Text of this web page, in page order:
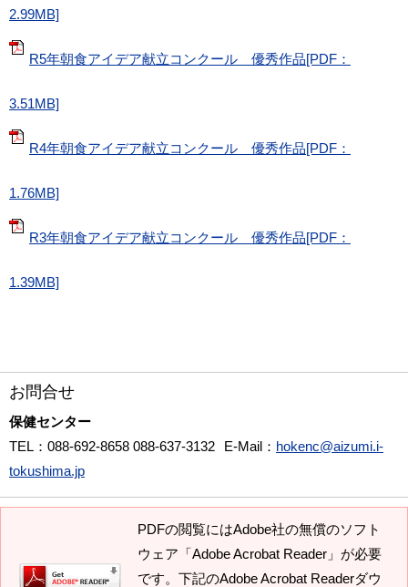
2.99MB]
R5年朝食アイデア献立コンクール 優秀作品[PDF：
3.51MB]
R4年朝食アイデア献立コンクール 優秀作品[PDF：
1.76MB]
R3年朝食アイデア献立コンクール 優秀作品[PDF：
1.39MB]
お問合せ
保健センター
TEL ：088-692-8658 088-637-3132 E-Mail ： hokenc@aizumi.i-
tokushima.jp
PDFの閲覧にはAdobe社の無償のソフト
ウェア「Adobe Acrobat Reader」が必要
です。下記のAdobe Acrobat Readerダウ